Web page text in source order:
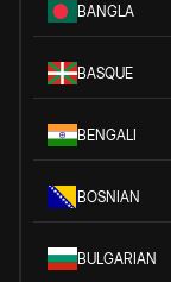
BANGLA
BASQUE
BENGALI
BOSNIAN
BULGARIAN